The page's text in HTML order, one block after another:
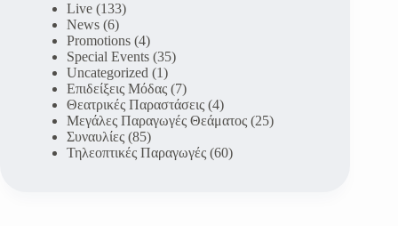
Live (133)
News (6)
Promotions (4)
Special Events (35)
Uncategorized (1)
Επιδείξεις Μόδας (7)
Θεατρικές Παραστάσεις (4)
Μεγάλες Παραγωγές Θεάματος (25)
Συναυλίες (85)
Τηλεοπτικές Παραγωγές (60)